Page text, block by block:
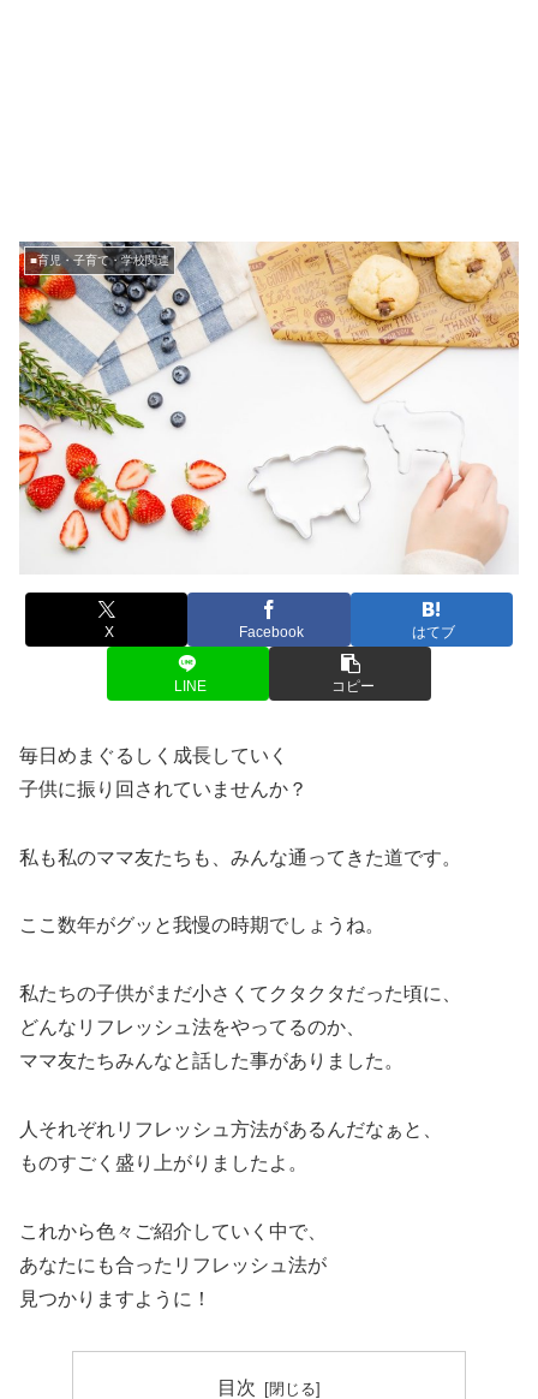
■育児・子育て・学校関連
X Facebook はてブ
LINE コピー
毎日めまぐるしく成長していく
子供に振り回されていませんか？
私も私のママ友たちも、みんな通ってきた道です。
ここ数年がグッと我慢の時期でしょうね。
私たちの子供がまだ小さくてクタクタだった頃に、
どんなリフレッシュ法をやってるのか、
ママ友たちみんなと話した事がありました。
人それぞれリフレッシュ方法があるんだなぁと、
ものすごく盛り上がりましたよ。
これから色々ご紹介していく中で、
あなたにも合ったリフレッシュ法が
見つかりますように！
目次